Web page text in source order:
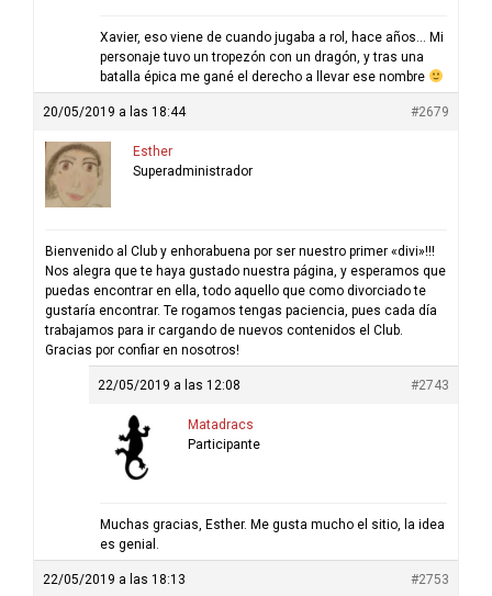
Xavier, eso viene de cuando jugaba a rol, hace años… Mi
personaje tuvo un tropezón con un dragón, y tras una
batalla épica me gané el derecho a llevar ese nombre
20/05/2019 a las 18:44 #2679
Esther
Superadministrador
Bienvenido al Club y enhorabuena por ser nuestro primer «divi»!!!
Nos alegra que te haya gustado nuestra página, y esperamos que
puedas encontrar en ella, todo aquello que como divorciado te
gustaría encontrar. Te rogamos tengas paciencia, pues cada día
trabajamos para ir cargando de nuevos contenidos el Club.
Gracias por confiar en nosotros!
22/05/2019 a las 12:08 #2743
Matadracs
Participante
Muchas gracias, Esther. Me gusta mucho el sitio, la idea
es genial.
22/05/2019 a las 18:13 #2753